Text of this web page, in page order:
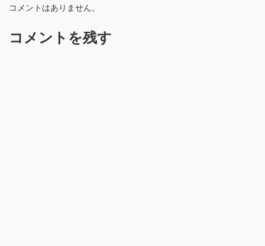
コメントはありません。
コメントを残す